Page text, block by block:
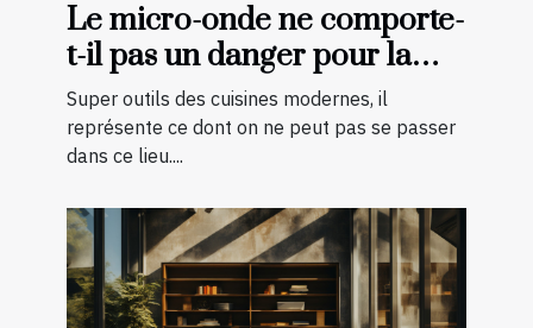
Le micro-onde ne comporte-
t-il pas un danger pour la
cuisson des aliments ?
Super outils des cuisines modernes, il
représente ce dont on ne peut pas se passer
dans ce lieu....